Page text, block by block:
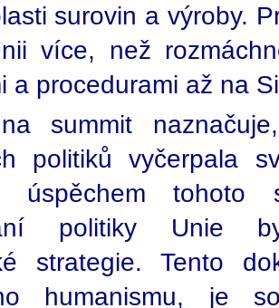
surovin a výroby.
více, než
a procedurami až na
summit
politiků vyčerpala
úspěchem tohoto
politiky Unie
strategie. Tento
humanismu, je